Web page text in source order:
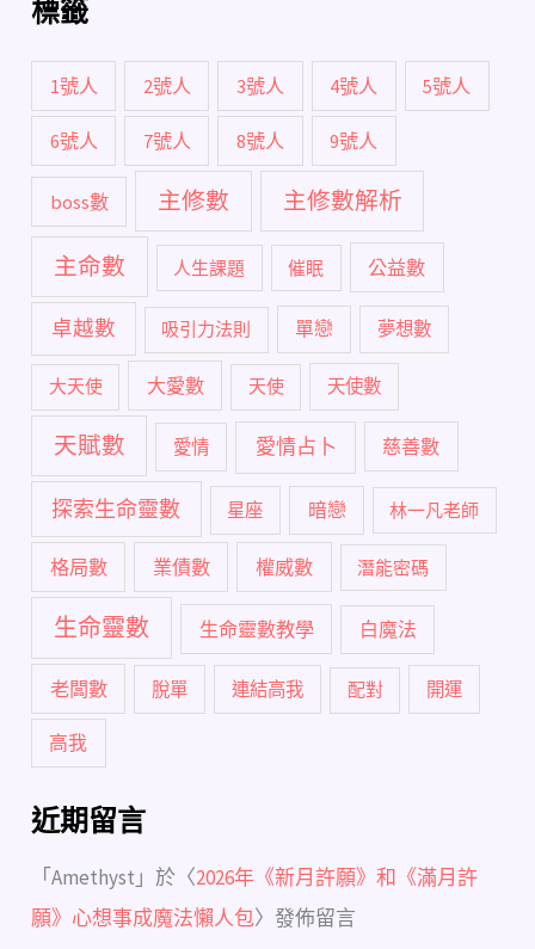
標籤
1號人 2號人 3號人 4號人 5號人
6號人 7號人 8號人 9號人
boss數 主修數 主修數解析
主命數 人生課題 催眠 公益數
卓越數 吸引力法則 單戀 夢想數
大天使 大愛數 天使 天使數
天賦數 愛情 愛情占卜 慈善數
探索生命靈數 星座 暗戀 林一凡老師
格局數 業債數 權威數 潛能密碼
生命靈數 生命靈數教學 白魔法
老闆數 脫單 連結高我 配對 開運
高我
近期留言
「Amethyst 」於〈2026年《新月許願》和《滿月許
願》心想事成魔法懶人包〉發佈留言